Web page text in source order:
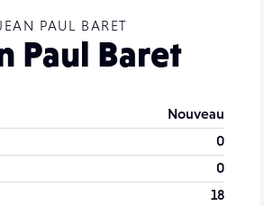
PAUL BARET
Paul Baret
Nouveau
0
0
18